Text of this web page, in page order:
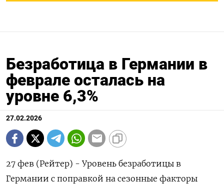
Безработица в Германии в
феврале осталась на
уровне 6,3%
27.02.2026
27 фев (Рейтер) - Уровень ‌безработицы ​в
Германии ​с поправкой ​на ⁠сезонные ‌факторы